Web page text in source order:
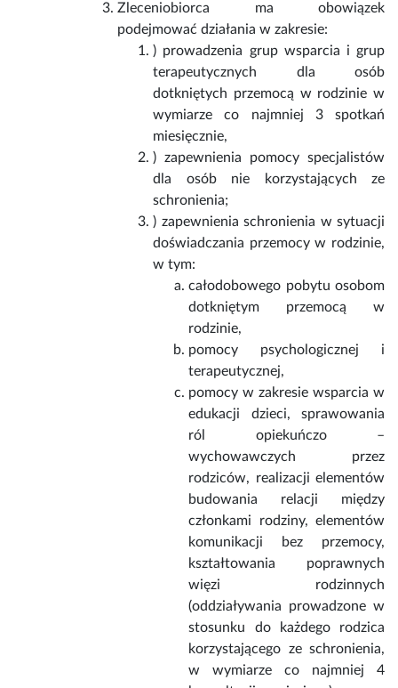
Zleceniobiorca ma obowiązek
podejmować działania w zakresie:
) prowadzenia grup wsparcia i grup
terapeutycznych dla osób
dotkniętych przemocą w rodzinie w
wymiarze co najmniej 3 spotkań
miesięcznie,
) zapewnienia pomocy specjalistów
dla osób nie korzystających ze
schronienia;
) zapewnienia schronienia w sytuacji
doświadczania przemocy w rodzinie,
w tym:
całodobowego pobytu osobom
dotkniętym przemocą w
rodzinie,
pomocy psychologicznej i
terapeutycznej,
pomocy w zakresie wsparcia w
edukacji dzieci, sprawowania
ról opiekuńczo –
wychowawczych przez
rodziców, realizacji elementów
budowania relacji między
członkami rodziny, elementów
komunikacji bez przemocy,
kształtowania poprawnych
więzi rodzinnych
(oddziaływania prowadzone w
stosunku do każdego rodzica
korzystającego ze schronienia,
w wymiarze co najmniej 4